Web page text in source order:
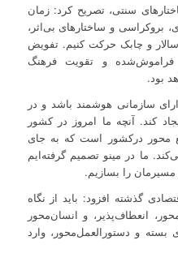
سنتی، تصریح کرد: زمان
بروکراسی و ساختارهای بی‌اثر،
و چابک حرکت کنیم. تفویض
فراموش‌شده و تقویت فرهنگ
بود.
سازمانی هوشمند باشد و در
کند. آنچه ما امروز در کشور
محور درکشور است که به جای
ما در مینو تصمیم گرفته‌ایم
مسیرمان را بسازیم.
گذشته افزود: باید از نگاه
انعطاف‌پذیر، و انسان‌محور
بسته و دستورالعمل‌محور، وارد